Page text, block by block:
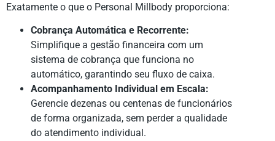
Exatamente o que o Personal Millbody proporciona:
Cobrança Automática e Recorrente:
Simplifique a gestão financeira com um
sistema de cobrança que funciona no
automático, garantindo seu fluxo de caixa.
Acompanhamento Individual em Escala:
Gerencie dezenas ou centenas de funcionários
de forma organizada, sem perder a qualidade
do atendimento individual.